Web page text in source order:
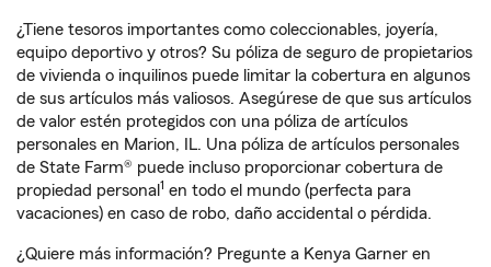
¿Tiene tesoros importantes como coleccionables, joyería,
equipo deportivo y otros? Su póliza de seguro de propietarios
de vivienda o inquilinos puede limitar la cobertura en algunos
de sus artículos más valiosos. Asegúrese de que sus artículos
de valor estén protegidos con una póliza de artículos
personales en Marion, IL. Una póliza de artículos personales
de State Farm® puede incluso proporcionar cobertura de
propiedad personal 1 en todo el mundo (perfecta para
vacaciones) en caso de robo, daño accidental o pérdida.
¿Quiere más información? Pregunte a Kenya Garner en